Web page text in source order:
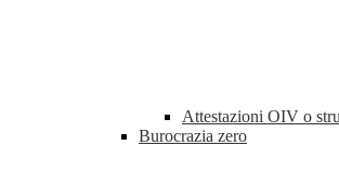
Attestazioni OIV o
Burocrazia zero